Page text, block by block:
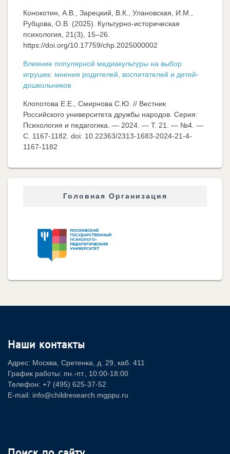
Конокотин, А.В., Зарецкий, В.К., Улановская, И.М.,
Рубцова, О.В. (2025). Культурно-историческая
психология, 21(3), 15–26.
https://doi.org/10.17759/chp.2025000002
Влияние популярной медиакультуры на выбор
игрушек: мнения родителей, воспитателей и детей-
дошкольников
Клопотова Е.Е., Смирнова С.Ю. // Вестник
Российского университета дружбы народов. Серия:
Психология и педагогика. — 2024. — Т. 21. — №4. —
C. 1167-1182. doi: 10.22363/2313-1683-2024-21-4-
1167-1182
Головная Организация
Наши контакты
Адрес: Москва, Сретенка, д. 29, каб. 411
График работы: пн.-пт., 10:00-18:00
Телефон: +7 (495) 625-37-52
E-mail: info@childresearch.mgppu.ru